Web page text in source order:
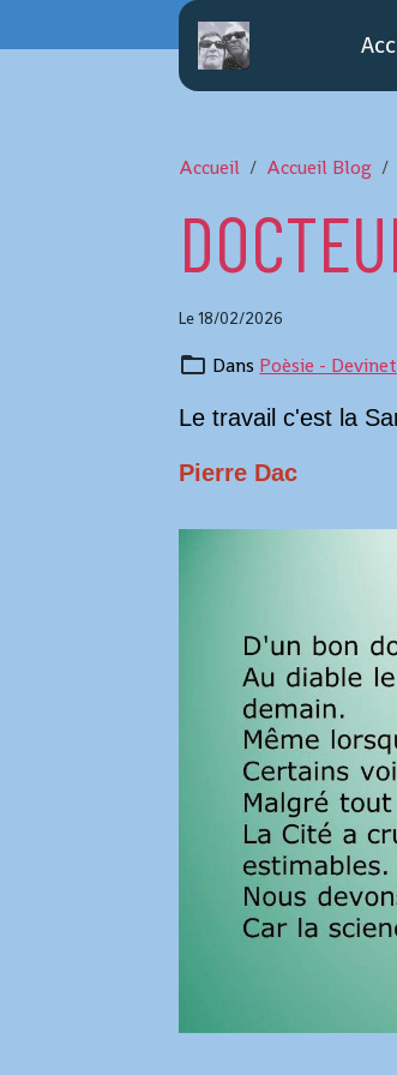
Accueil Accueil Blog
Le 18/02/2026
Dans Poèsie -
Le travail c'est la
Pierre Dac